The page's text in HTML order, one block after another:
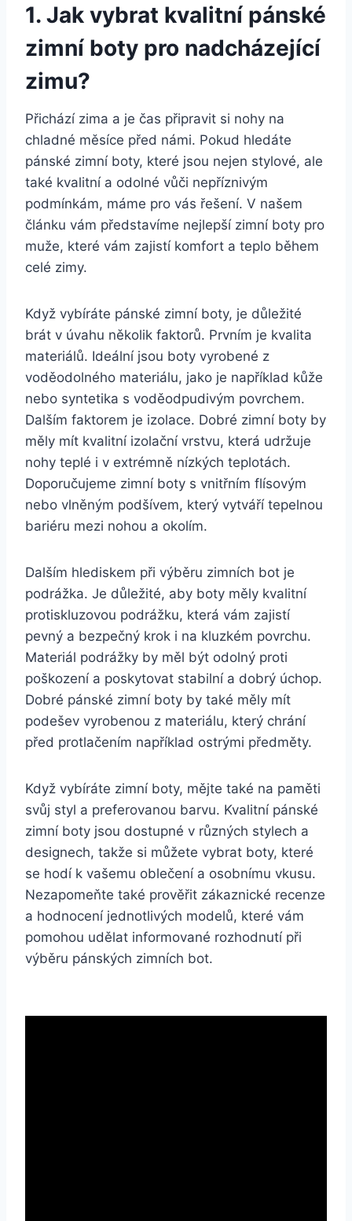
1. Jak vybrat kvalitní pánské⁣
zimní boty pro⁢ nadcházející
zimu?
Přichází zima a je ‌čas připravit si nohy na
chladné měsíce před ‍námi. Pokud hledáte
pánské zimní boty, které jsou nejen stylové, ale
také ⁣kvalitní a odolné vůči nepříznivým
podmínkám, máme pro vás řešení.‍ V našem
článku vám ‍představíme‍ nejlepší ⁢zimní boty ⁢pro
muže, které vám zajistí komfort a teplo během
celé zimy.
Když‍ vybíráte pánské ⁢zimní boty, je důležité
brát v úvahu několik faktorů. Prvním ⁣je kvalita
materiálů. Ideální jsou boty vyrobené z
voděodolného materiálu, jako je například kůže
nebo ⁤syntetika s​ voděodpudivým povrchem.
Dalším faktorem⁢ je izolace. ⁣Dobré zimní boty by​
měly mít ​kvalitní izolační ‍vrstvu, která ⁤udržuje
nohy‍ teplé i v extrémně nízkých teplotách.
Doporučujeme zimní boty⁢ s vnitřním flísovým
nebo vlněným podšívem, který vytváří ⁢tepelnou
bariéru⁤ mezi nohou a okolím. ​
Dalším hlediskem při výběru zimních‍ bot je​
podrážka. Je důležité, aby boty měly kvalitní⁤
protiskluzovou podrážku, ‍která‌ vám zajistí‍
pevný a bezpečný ‍krok i ⁣na kluzkém povrchu.
Materiál podrážky by měl být odolný proti
poškození a poskytovat stabilní​ a dobrý úchop.
Dobré pánské ⁢zimní boty by také měly mít
podešev vyrobenou ‍z materiálu,​ který chrání
před ‍protlačením například ‌ostrými předměty.​
Když vybíráte⁣ zimní​ boty, mějte také‍ na ⁣paměti
svůj styl a preferovanou barvu. Kvalitní pánské
zimní boty jsou dostupné v různých‍ stylech⁣ a
designech, takže si můžete vybrat⁤ boty, ⁢které
se hodí k vašemu‌ oblečení ​a​ osobnímu vkusu.
Nezapomeňte také prověřit‌ zákaznické recenze
a ‍hodnocení jednotlivých⁢ modelů, které vám
pomohou ‍udělat⁢ informované rozhodnutí při
výběru​ pánských‍ zimních ‌bot.